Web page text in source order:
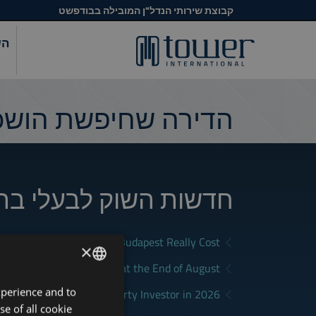
קבוצת שירותי הנדל"ן המובילה בבודפשט
הדירה שחיפשת
חדשות השוק לבעלי
What Does Renting in Budapest Really Cost?
Rental in Budapest at the End of August
Fits Which Property Investor in 2026?
ENGLISH
HUNGARIAN
×
and to
of all cookie